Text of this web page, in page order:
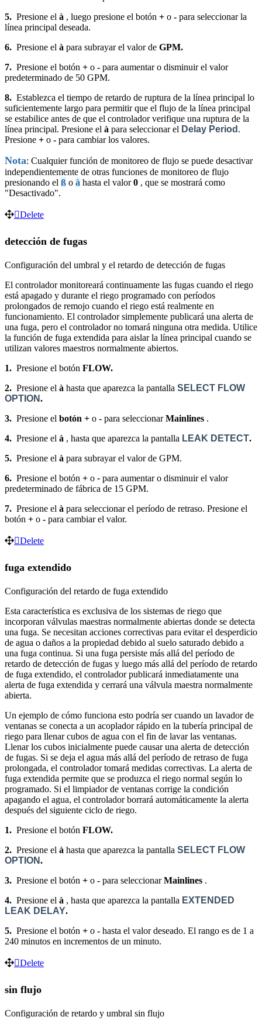
5. Presione el à , luego presione el botón + o - para seleccionar la
línea principal deseada.
6. Presione el à para subrayar el valor de GPM.
7. Presione el botón + o - para aumentar o disminuir el valor
predeterminado de 50 GPM.
8. Establezca el tiempo de retardo de ruptura de la línea principal lo
suficientemente largo para permitir que el flujo de la línea principal
se estabilice antes de que el controlador verifique una ruptura de la
línea principal. Presione el à para seleccionar el Delay Period .
Presione + o - para cambiar los valores.
Nota: Cualquier función de monitoreo de flujo se puede desactivar
independientemente de otras funciones de monitoreo de flujo
presionando el ß o à hasta el valor0 , que se mostrará como
"Desactivado".
Delete
detección de fugas
Configuración del umbral y el retardo de detección de fugas
El controlador monitoreará continuamente las fugas cuando el riego
está apagado y durante el riego programado con períodos
prolongados de remojo cuando el riego está realmente en
funcionamiento. El controlador simplemente publicará una alerta de
una fuga, pero el controlador no tomará ninguna otra medida. Utilice
la función de fuga extendida para aislar la línea principal cuando se
utilizan valores maestros normalmente abiertos.
1. Presione el botón FLOW.
2. Presione el à hasta que aparezca la pantalla SELECT FLOW
OPTION.
3. Presione el botón + o - para seleccionarMainlines .
4. Presione el à , hasta que aparezca la pantalla LEAK DETECT.
5. Presione el à para subrayar el valor de GPM.
6. Presione el botón + o - para aumentar o disminuir el valor
predeterminado de fábrica de 15 GPM.
7. Presione el à para seleccionar el período de retraso. Presione el
botón + o - para cambiar el valor.
Delete
fuga extendido
Configuración del retardo de fuga extendido
Esta característica es exclusiva de los sistemas de riego que
incorporan válvulas maestras normalmente abiertas donde se detecta
una fuga. Se necesitan acciones correctivas para evitar el desperdicio
de agua o daños a la propiedad debido al suelo saturado debido a
una fuga continua. Si una fuga persiste más allá del período de
retardo de detección de fugas y luego más allá del período de retardo
de fuga extendido, el controlador publicará inmediatamente una
alerta de fuga extendida y cerrará una válvula maestra normalmente
abierta.
Un ejemplo de cómo funciona esto podría ser cuando un lavador de
ventanas se conecta a un acoplador rápido en la tubería principal de
riego para llenar cubos de agua con el fin de lavar las ventanas.
Llenar los cubos inicialmente puede causar una alerta de detección
de fugas. Si se deja el agua más allá del período de retraso de fuga
prolongada, el controlador tomará medidas correctivas. La alerta de
fuga extendida permite que se produzca el riego normal según lo
programado. Si el limpiador de ventanas corrige la condición
apagando el agua, el controlador borrará automáticamente la alerta
después del siguiente ciclo de riego.
1. Presione el botón FLOW.
2. Presione el à hasta que aparezca la pantalla SELECT FLOW
OPTION.
3. Presione el botón + o - para seleccionarMainlines .
4. Presione el à , hasta que aparezca la pantalla EXTENDED
LEAK DELAY.
5. Presione el botón + o - hasta el valor deseado. El rango es de 1 a
240 minutos en incrementos de un minuto.
Delete
sin flujo
Configuración de retardo y umbral sin flujo